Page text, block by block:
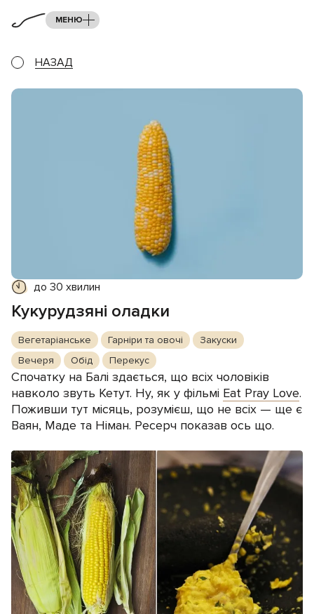
МЕНЮ
НАЗАД
до 30 хвилин
Кукурудзяні оладки
Вегетаріанське Гарніри та овочі
Закуски
Вечеря
Обід Перекус
Спочатку на Балі здається, що всіх чоловіків
навколо звуть Кетут. Ну, як у фільмі Eat Pray Love.
Поживши тут місяць, розумієш, що не всіх — ще є
Ваян, Маде та Німан. Ресерч показав ось що.